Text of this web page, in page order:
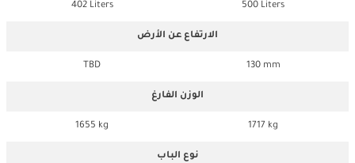
500 Liters
402 Liters
الارتفاع عن الأرض
130 mm
TBD
الوزن الفارغ
1717 kg
1655 kg
نوع الباب